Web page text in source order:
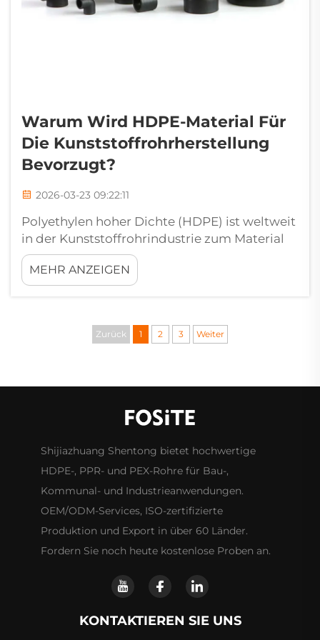
Warum Wird HDPE-Material Für
Die Kunststoffrohrherstellung
Bevorzugt?
2026-03-23 09:22:11
Polyethylen hoher Dichte (HDPE) ist weltweit
in der Kunststoffrohrindustrie zum Material
erster Wahl bei der Herstellung von
Kunststoffrohren für technische
Anwendungen geworden. Dies ist vor allem
hinsichtlich der technischen Leistungs...
MEHR ANZEIGEN
Zurück 1 2 3 Weiter
Shijiazhuang Shentong bietet hochwertige
HDPE-, PPR- und PEX-Rohre für Bau-,
Kommunal- und Industrieanwendungen.
OEM/ODM-Services, ISO-zertifizierte
Produktion und Export in über 60 Länder.
Fordern Sie noch heute kostenlose Proben an.
KONTAKTIEREN SIE UNS